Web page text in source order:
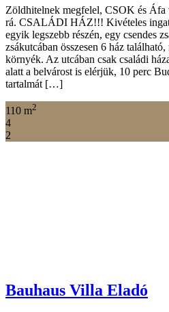
Zöldhitelnek megfelel, CSOK és Áfa
rá. CSALÁDI HÁZ!!! Kivételes
egyik legszebb részén, egy csendes
zsákutcában összesen 6 ház
környék. Az utcában csak családi
alatt a belvárost is elérjük, 10 perc
tartalmát […]
110 m2
4
2
Bauhaus Villa Eladó